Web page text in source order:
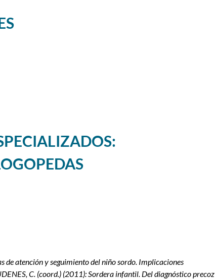
de atención y seguimiento del niño sordo. Implicaciones
C. (coord.) (2011): Sordera infantil. Del diagnóstico precoz